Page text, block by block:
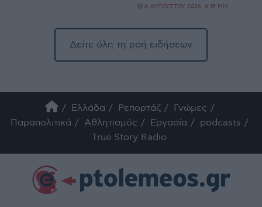
6 ΑΥΓΟΎΣΤΟΥ 2026, 6:15 ΜΜ
Δείτε όλη τη ροή ειδήσεων
Ελλάδα Ρεπορτάζ
Γνώμες
Παραπολιτικά
Αθλητισμός Εργασία
podcasts
True Story Radio